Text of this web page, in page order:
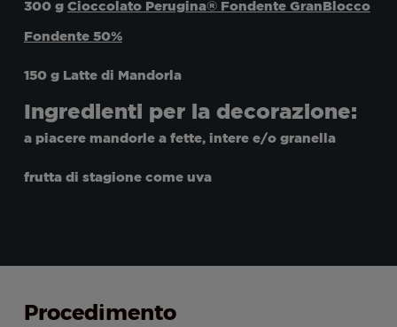
300 g Cioccolato Perugina® Fondente GranBlocco
Fondente 50%
150 g Latte di Mandorla
Ingredienti per la decorazione:
a piacere mandorle a fette, intere e/o granella
frutta di stagione come uva
Procedimento